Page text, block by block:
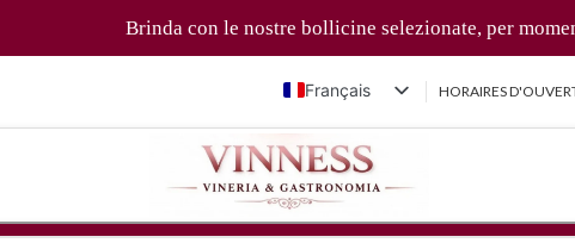
Brinda con le nostre bollicine selezionate, per momenti
Français
Italiano
English (UK)
Deutsch
HORAIRES